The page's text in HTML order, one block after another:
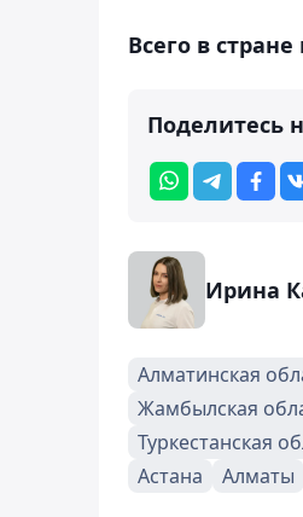
Всего в
Поделитесь
Ирина
Алматинская
Жамбылская
Туркестанская
Астана
Алматы